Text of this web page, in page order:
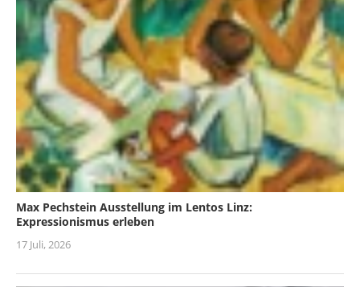
Max Pechstein Ausstellung im Lentos Linz:
Expressionismus erleben
17 Juli, 2026